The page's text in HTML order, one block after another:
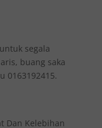
segala
buang saka
0163192415.
Dan Kelebihan